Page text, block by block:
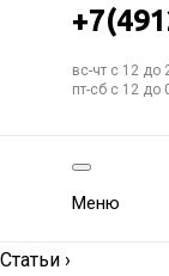
вс-чт с 12 до
пт-сб с 12 до
Меню
Статьи ›